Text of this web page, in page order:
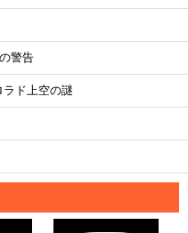
警告
ド上空の謎